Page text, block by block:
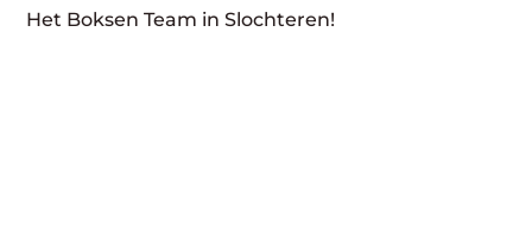
Het Boksen Team in Slochteren!